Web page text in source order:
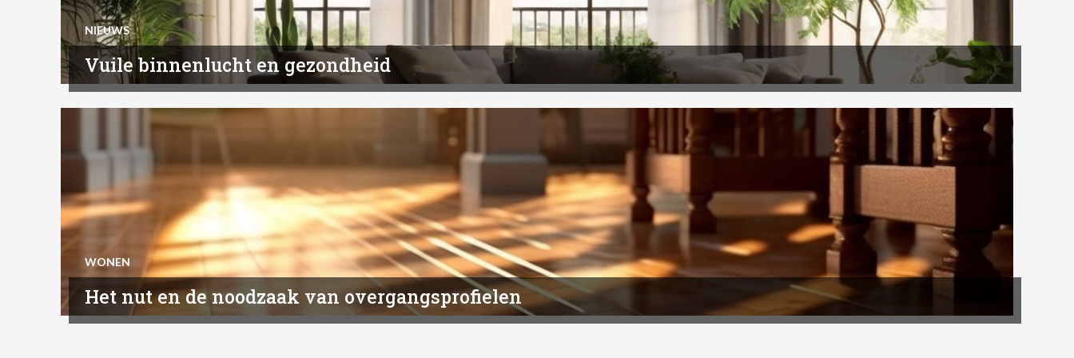
NIEUWS
Vuile binnenlucht en gezondheid
WONEN
Het nut en de noodzaak van overgangsprofielen